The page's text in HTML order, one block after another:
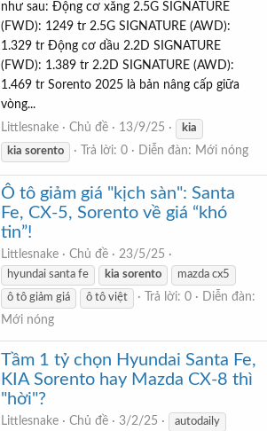
như sau: Động cơ xăng 2.5G SIGNATURE
(FWD): 1249 tr 2.5G SIGNATURE (AWD):
1.329 tr Động cơ dầu 2.2D SIGNATURE
(FWD): 1.389 tr 2.2D SIGNATURE (AWD):
1.469 tr Sorento 2025 là bản nâng cấp giữa
vòng...
Littlesnake
Chủ đề 13/9/25
kia
kia sorento Trả lời: 0 Diễn đàn: Mới nóng
Ô tô giảm giá "kịch sàn": Santa
Fe, CX-5, Sorento về giá “khó
tin”!
Littlesnake Chủ đề 23/5/25
hyundai santa fe kia sorento
mazda cx5
ô tô giảm giá
ô tô việt Trả lời: 0
Diễn đàn:
Mới nóng
Tầm 1 tỷ chọn Hyundai Santa Fe,
KIA Sorento hay Mazda CX-8 thì
"hời"?
Littlesnake Chủ đề 3/2/25
autodaily